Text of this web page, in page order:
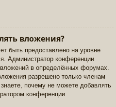
вложения?
быть предоставлено на уровне
Администратор конференции
в определённых форумах.
разрешено только членам
почему не можете добавлять
конференции.